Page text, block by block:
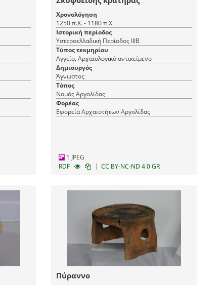
Χρονολόγηση
1250 π.Χ. - 1180 π.Χ.
Ιστορική περίοδος
Υστεροελλαδική Περίοδος ΙΙΙΒ
Τύπος τεκμηρίου
Αγγείο, Αρχαιολογικό αντικείμενο
Δημιουργός
Άγνωστος
Τόπος
Νομός Αργολίδας
Φορέας
Εφορεία Αρχαιοτήτων Αργολίδας
1 JPEG
RDF
| CC BY-NC-ND 4.0 GR
Πύραννο